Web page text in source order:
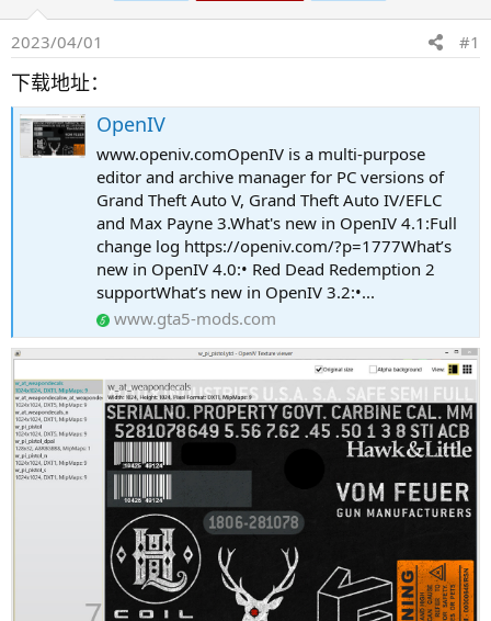
2023/04/01 #1
下载地址：
OpenIV
www.openiv.comOpenIV is a multi-purpose
editor and archive manager for PC versions of
Grand Theft Auto V, Grand Theft Auto IV/EFLC
and Max Payne 3.What's new in OpenIV 4.1:Full
change log https://openiv.com/?p=1777What’s
new in OpenIV 4.0:• Red Dead Redemption 2
supportWhat’s new in OpenIV 3.2:•...
www.gta5-mods.com